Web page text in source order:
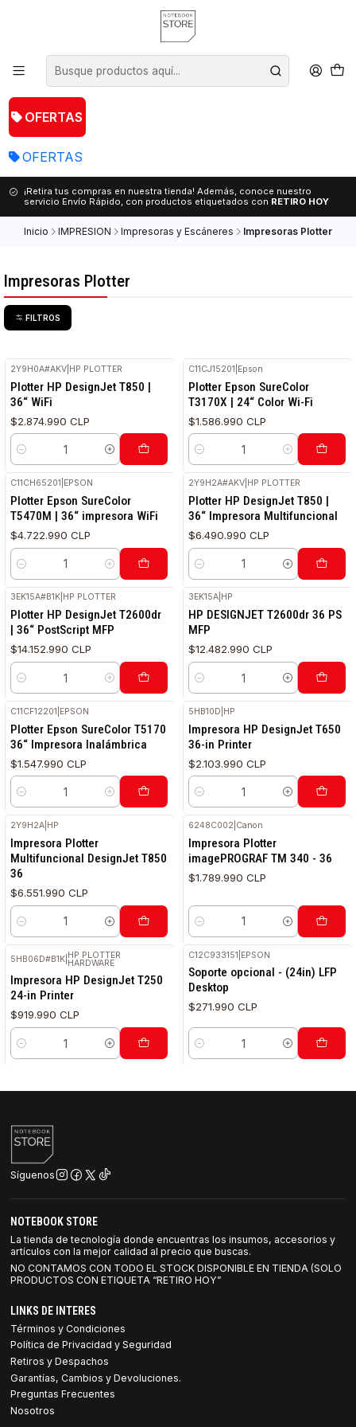
OFERTAS
OFERTAS
¡Retira tus compras en nuestra tienda! Además, conoce nuestro
servicio Envío Rápido, con productos etiquetados con RETIRO HOY
Inicio IMPRESION Impresoras y Escáneres Impresoras Plotter
Impresoras Plotter
FILTROS
2Y9H0A#AKV HP PLOTTER
Plotter HP DesignJet T850 |
36“ WiFi
$2.874.990 CLP
Cantidad
C11CJ15201 Epson
Plotter Epson SureColor
T3170X | 24“ Color Wi-Fi
$1.586.990 CLP
Cantidad
C11CH65201 EPSON
Plotter Epson SureColor
T5470M | 36“ impresora WiFi
$4.722.990 CLP
Cantidad
2Y9H2A#AKV HP PLOTTER
Plotter HP DesignJet T850 |
36“ Impresora Multifuncional
$6.490.990 CLP
Cantidad
3EK15A#B1K HP PLOTTER
Plotter HP DesignJet T2600dr
| 36“ PostScript MFP
$14.152.990 CLP
Cantidad
3EK15A HP
HP DESIGNJET T2600dr 36 PS
MFP
$12.482.990 CLP
Cantidad
C11CF12201 EPSON
Plotter Epson SureColor T5170
36“ Impresora Inalámbrica
$1.547.990 CLP
Cantidad
5HB10D HP
Impresora HP DesignJet T650
36-in Printer
$2.103.990 CLP
Cantidad
2Y9H2A HP
Impresora Plotter
Multifuncional DesignJet T850
36
$6.551.990 CLP
Cantidad
6248C002 Canon
Impresora Plotter
imagePROGRAF TM 340 - 36
$1.789.990 CLP
Cantidad
5HB06D#B1K HP PLOTTER
HARDWARE
Impresora HP DesignJet T250
24-in Printer
$919.990 CLP
Cantidad
C12C933151 EPSON
Soporte opcional - (24in) LFP
Desktop
$271.990 CLP
Cantidad
Síguenos
NOTEBOOK STORE
La tienda de tecnología donde encuentras los insumos, accesorios y
artículos con la mejor calidad al precio que buscas.
NO CONTAMOS CON TODO EL STOCK DISPONIBLE EN TIENDA (SOLO
PRODUCTOS CON ETIQUETA “RETIRO HOY”
LINKS DE INTERES
Términos y Condiciones
Política de Privacidad y Seguridad
Retiros y Despachos
Garantías, Cambios y Devoluciones.
Preguntas Frecuentes
Nosotros